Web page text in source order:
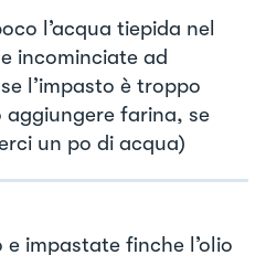
l’acqua tiepida nel
incominciate ad
l’impasto è troppo
aggiungere farina, se
un po di acqua)
e impastate finche l’olio